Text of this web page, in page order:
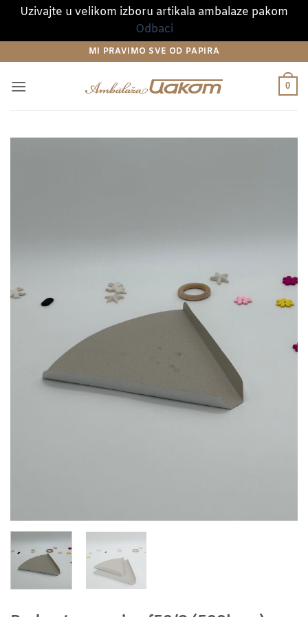
Uzivajte u velikom izboru artikala ambalaze pakom
Odbaci
na
sadržaj
MI PRAVIMO SVE OD PAPIRA
0